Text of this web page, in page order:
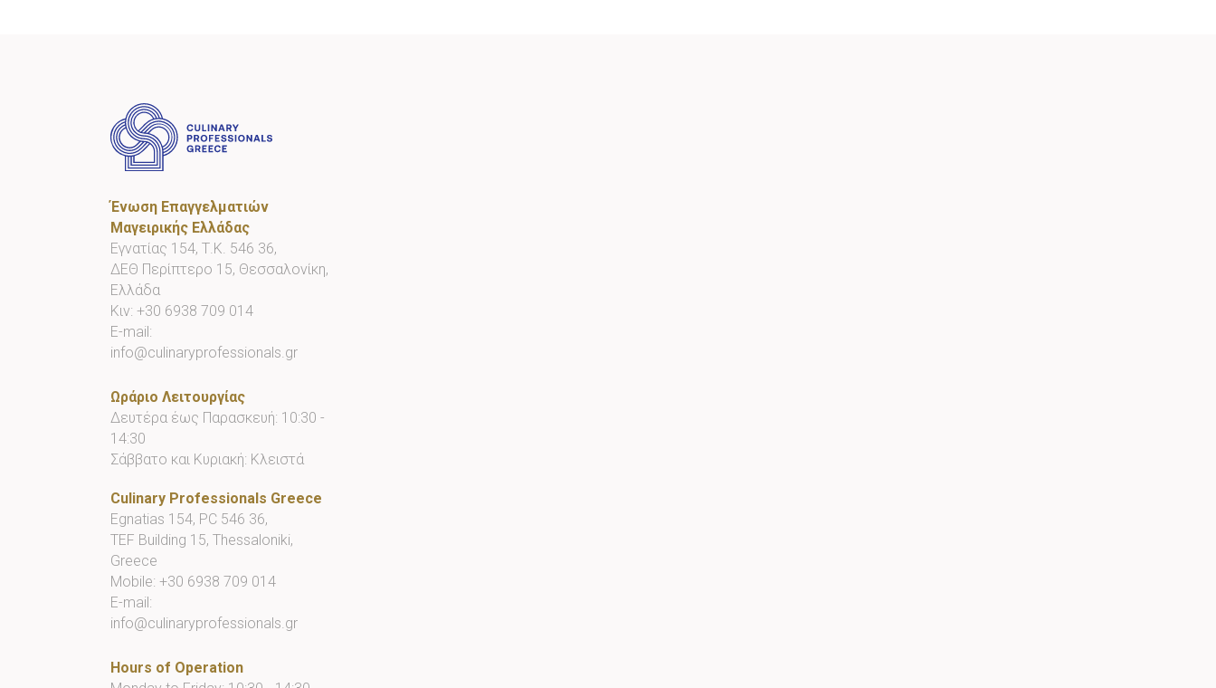
Ένωση Επαγγελματιών
Μαγειρικής Ελλάδας
Εγνατίας 154, Τ.Κ. 546 36,
ΔΕΘ Περίπτερο 15, Θεσσαλονίκη,
Ελλάδα
Κιν: +30 6938 709 014
E-mail:
info@culinaryprofessionals.gr
Ωράριο Λειτουργίας
Δευτέρα έως Παρασκευή: 10:30 -
14:30
Σάββατο και Κυριακή: Κλειστά
Culinary Professionals Greece
Egnatias 154, PC 546 36,
TEF Building 15, Thessaloniki,
Greece
Mobile: +30 6938 709 014
E-mail:
info@culinaryprofessionals.gr
Hours of Operation